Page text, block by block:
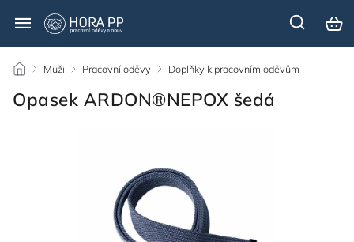
/ Muži / Pracovní oděvy / Doplňky k pracovním oděvům
Opasek ARDON®NEPOX šedá